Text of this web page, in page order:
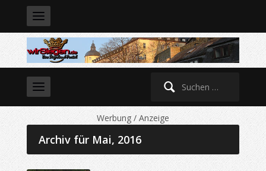
Suche
nach:
Werbung / Anzeige
Archiv für Mai, 2016